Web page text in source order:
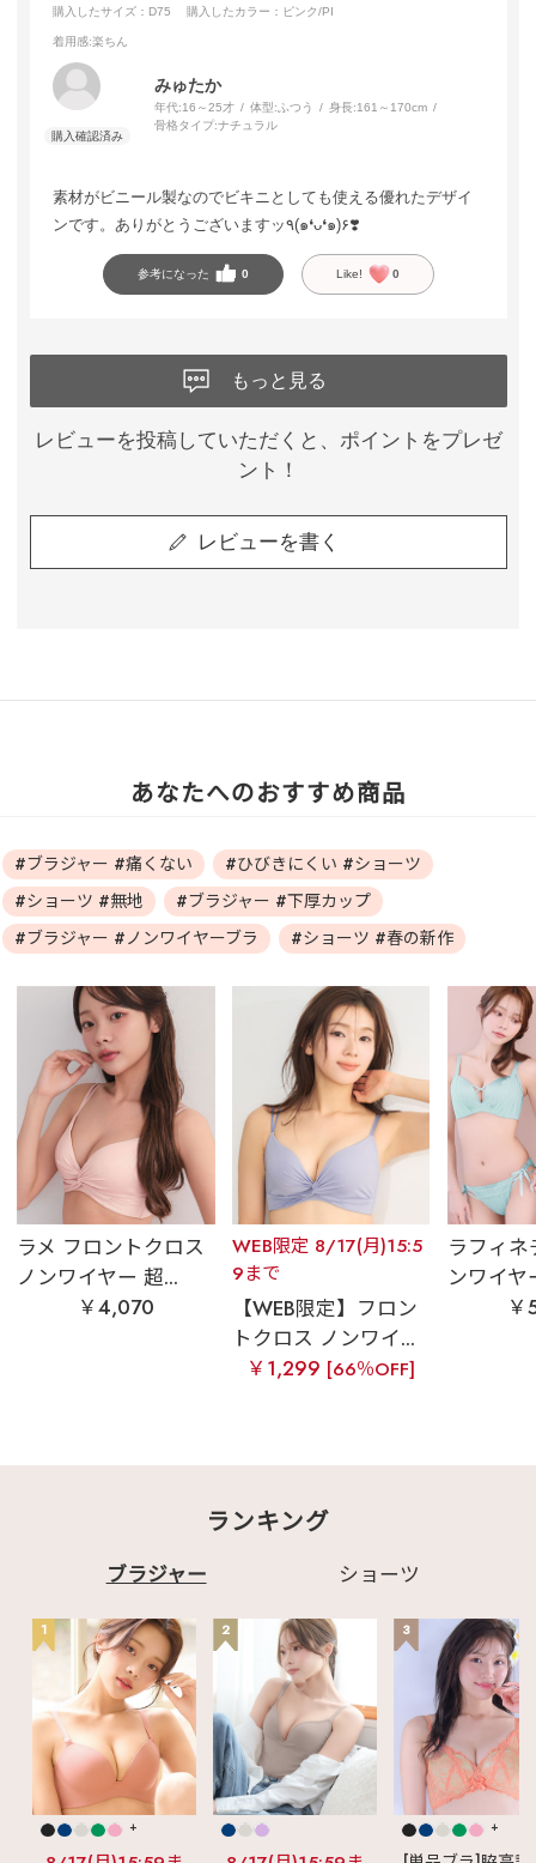
購入したサイズ：D75 購入したカラー：ピンク/PI
着用感:楽ちん
みゅたか
年代:16～25才 体型: ふつう 身長:161～170cm
骨格タイプ:ナチュラル
素材がビニール製なのでビキニとしても使える優れたデザイ
ンです。ありがとうございますッ٩(๑❛ᴗ❛๑)۶❣️
参考になった 0 Like! 0
もっと見る
レビューを投稿していただくと、ポイントをプレゼ
ント！
レビューを書く
あなたへのおすすめ商品
#ブラジャー #痛くない
#ひびきにくい #ショーツ
#ショーツ #無地
#ブラジャー #下厚カップ
#ブラジャー #ノンワイヤーブラ
#ショーツ #春の新作
ラメ フロントクロス
ノンワイヤー 超...
￥4,070
WEB限定 8/17(月)15:5
9まで
【WEB限定】フロン
トクロス ノンワイ...
￥1,299 [66％OFF]
ラフィ
ンワイヤ
ランキング
ブラジャー ショーツ
1
+
2 3
+